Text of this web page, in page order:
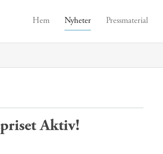
Hem Nyheter Pressmaterial
Aktiv!